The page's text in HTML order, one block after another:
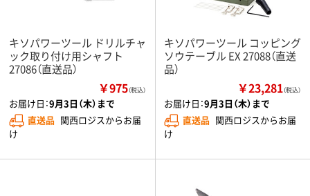
キソパワーツール ドリルチャ
ック取り付け用シャフト
27086（直送品）
￥975（税込）
お届け日：9月3日（木）まで
直送品 関西ロジスからお届
け
キソパワーツール コッピング
ソウテーブル EX 27088（直送
品）
￥23,281（税込）
お届け日：9月3日（木）まで
直送品 関西ロジスからお届
け